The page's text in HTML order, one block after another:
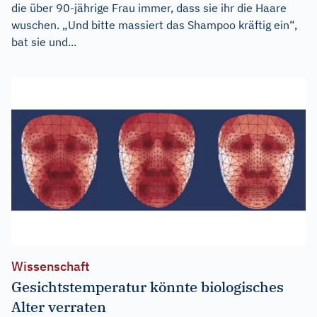
die über 90-jährige Frau immer, dass sie ihr die Haare
wuschen. „Und bitte massiert das Shampoo kräftig ein“,
bat sie und...
Wissenschaft
Gesichtstemperatur könnte biologisches
Alter verraten